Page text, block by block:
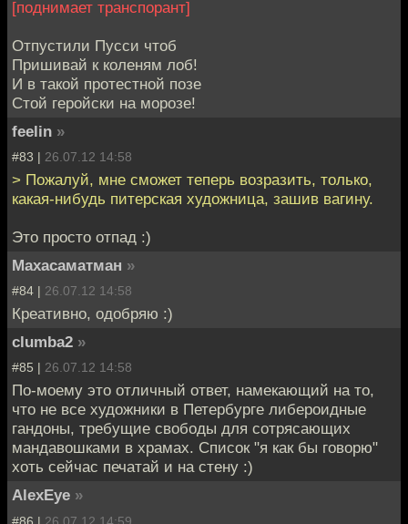
[поднимает транспорант]
Отпустили Пусси чтоб
Пришивай к коленям лоб!
И в такой протестной позе
Стой геройски на морозе!
feelin »
#83 | 26.07.12 14:58
> Пожалуй, мне сможет теперь возразить, только,
какая-нибудь питерская художница, зашив вагину.
Это просто отпад :)
Махасаматман »
#84 | 26.07.12 14:58
Креативно, одобряю :)
clumba2 »
#85 | 26.07.12 14:58
По-моему это отличный ответ, намекающий на то,
что не все художники в Петербурге либероидные
гандоны, требущие свободы для сотрясающих
мандавошками в храмах. Список "я как бы говорю"
хоть сейчас печатай и на стену :)
AlexEye »
#86 | 26.07.12 14:59